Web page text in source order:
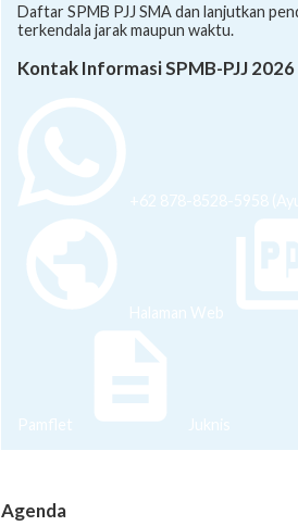
Daftar SPMB PJJ SMA dan lanjutkan
terkendala jarak maupun waktu.
Kontak Informasi SPMB-PJJ 2026
+62 878-8528-5958
Halaman Web
Pamflet Juknis
Agenda